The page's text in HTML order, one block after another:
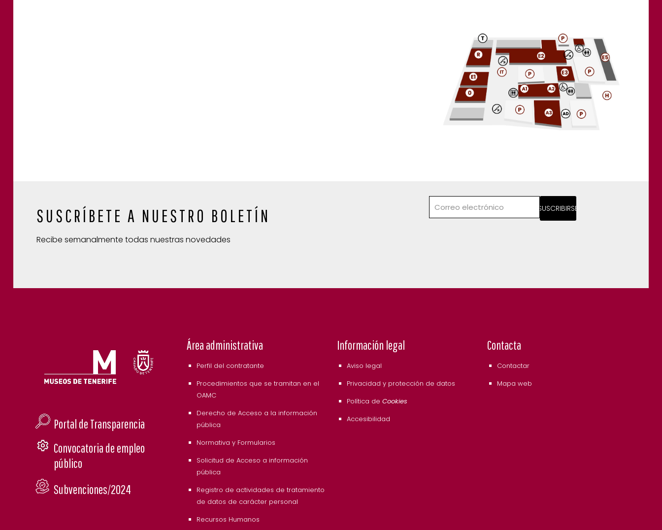
SUSCRÍBETE A NUESTRO BOLETÍN
Recibe semanalmente todas nuestras novedades
SUSCRIBIRSE
Portal de Transparencia
Convocatoria de empleo
público
Subvenciones/2024
Área administrativa
Perfil del contratante
Procedimientos que se tramitan en el
OAMC
Derecho de Acceso a la información
pública
Normativa y Formularios
Solicitud de Acceso a información
pública
Registro de actividades de tratamiento
de datos de carácter personal
Recursos Humanos
Información legal
Aviso legal
Privacidad y protección de datos
Política de Cookies
Accesibilidad
Contacta
Contactar
Mapa web